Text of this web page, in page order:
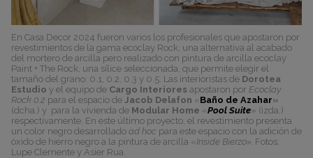
En Casa Decor 2024 fueron varios los profesionales que apostaron por
revestimientos de la gama ecoclay Rock, una alternativa al acabado
del mortero de arcilla pero realizado con pintura de arcilla ecoclay
Paint + The Rock, una sílice seleccionada, que permite elegir el
tamaño del grano: 0.1, 0.2, 0.3 y 0.5. Las interioristas de Dorotea
Estudio y el equipo de Cargo Interiores apostaron por Ecoclay
Rock 0.2 para el espacio de Jacob Delafon «Baño de Azahar»
(dcha.) y para la vivienda de Modular Home «Pool Suite» (izda.)
respectivamente. En este último proyecto, el revestimiento presenta
un color negro desarrollado ad hoc para este espacio con la adición de
óxido de hierro negro a la pintura de arcilla «Inside Bierzo». Fotos:
Lupe Clemente y Asier Rua.